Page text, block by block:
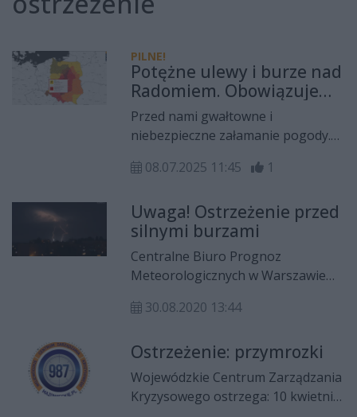
PILNE!
Potężne ulewy i burze nad
Radomiem. Obowiązuje
ostrzeżenie IMGW
Przed nami gwałtowne i
niebezpieczne załamanie pogody.
nawalnymi opadami deszczu, które
regionu radomskiego IMGW wydał
trzeci stopień ostrzeżenia.
08.07.2025 11:45 1
Uwaga! Ostrzeżenie przed
silnymi burzami
Centralne Biuro Prognoz
Meteorologicznych w Warszawie
burzami z gradem na terenie
30.08.2020 13:44
Ostrzeżenie: przymrozki
Wojewódzkie Centrum Zarządzania
Kryzysowego ostrzega: 10 kwietnia